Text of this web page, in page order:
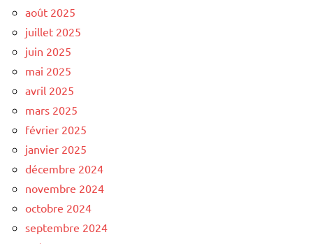
août 2025
juillet 2025
juin 2025
mai 2025
avril 2025
mars 2025
février 2025
janvier 2025
décembre 2024
novembre 2024
octobre 2024
septembre 2024